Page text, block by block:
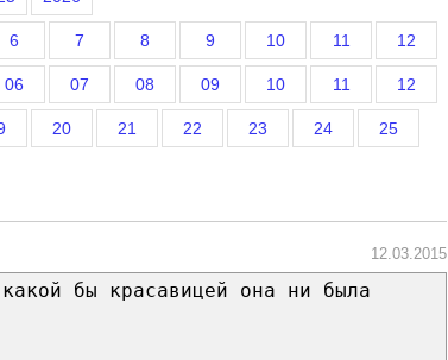
6 7 8 9 10 11 12
06 07 08 09 10 11 12
20 21 22 23 24 25
12.03.2015
бы красавицей она ни была